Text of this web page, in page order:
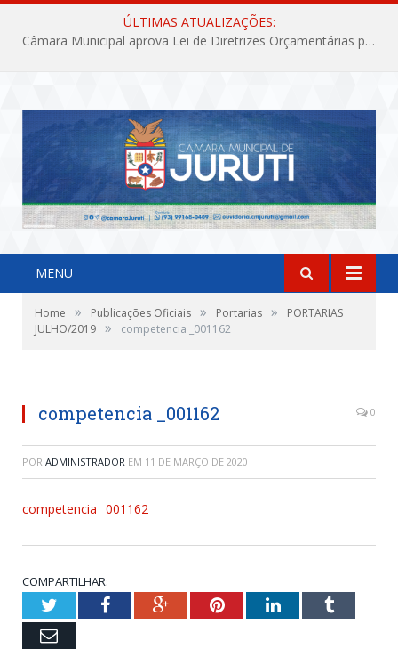
ÚLTIMAS ATUALIZAÇÕES:
Câmara Municipal aprova Lei de Diretrizes Orçamentárias para o exercício financeiro de 2027
MENU
Home » Publicações Oficiais » Portarias »
PORTARIAS
JULHO/2019 » competencia _001162
competencia _001162 0
POR ADMINISTRADOR EM 11 DE MARÇO DE 2020
competencia _001162
COMPARTILHAR:
TwitterFacebookGoogle+PinterestLinkedInTumblr
Email